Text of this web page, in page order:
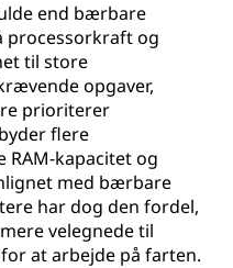
end bærbare
processorkraft og
til store
opgaver,
prioriterer
flere
RAM-kapacitet og
med bærbare
har dog den fordel,
velegnede til
at arbejde på farten.